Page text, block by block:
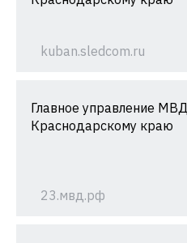
kuban.sledcom.ru
Главное управление
Краснодарскому краю
23.мвд.рф